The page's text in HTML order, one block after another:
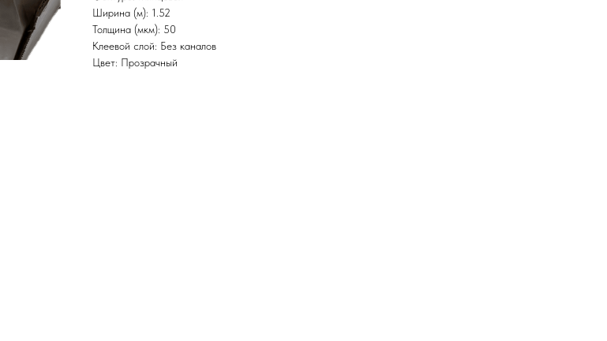
Ширина (м): 1.52
Толщина (мкм): 50
Клеевой слой: Без каналов
Цвет: Прозрачный